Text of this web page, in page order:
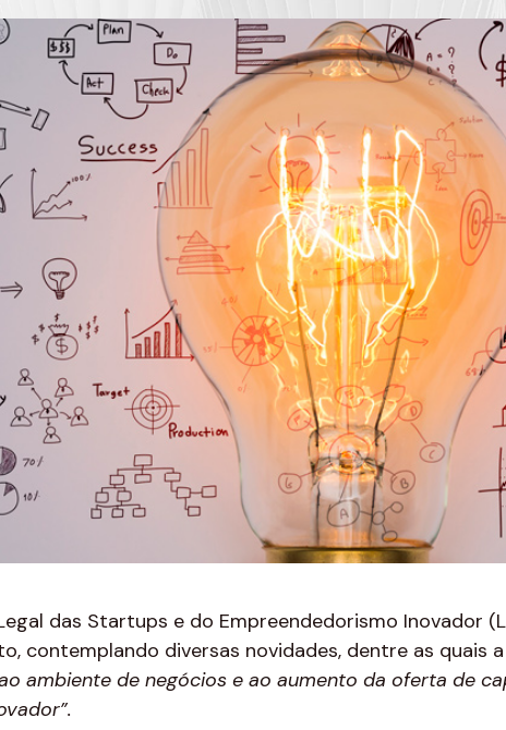
das Startups e do Empreendedorismo Inovador
contemplando diversas novidades, dentre as quais
ambiente de negócios e ao aumento da oferta de